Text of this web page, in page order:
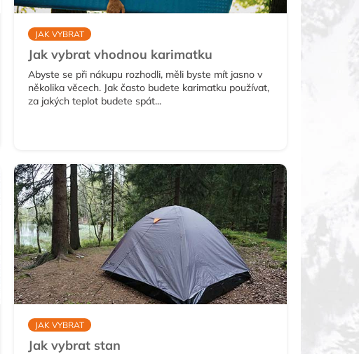
JAK VYBRAT
Jak vybrat vhodnou karimatku
Abyste se při nákupu rozhodli, měli byste mít jasno v
několika věcech. Jak často budete karimatku používat,
za jakých teplot budete spát...
JAK VYBRAT
Jak vybrat stan